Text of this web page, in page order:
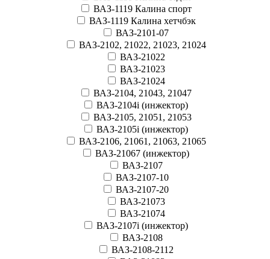
ВАЗ-1119 Калина спорт
ВАЗ-1119 Калина хетчбэк
ВАЗ-2101-07
ВАЗ-2102, 21022, 21023, 21024
ВАЗ-21022
ВАЗ-21023
ВАЗ-21024
ВАЗ-2104, 21043, 21047
ВАЗ-2104i (инжектор)
ВАЗ-2105, 21051, 21053
ВАЗ-2105i (инжектор)
ВАЗ-2106, 21061, 21063, 21065
ВАЗ-21067 (инжектор)
ВАЗ-2107
ВАЗ-2107-10
ВАЗ-2107-20
ВАЗ-21073
ВАЗ-21074
ВАЗ-2107i (инжектор)
ВАЗ-2108
ВАЗ-2108-2112